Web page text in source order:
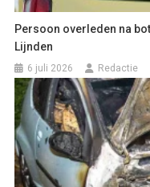
Persoon overleden na
Lijnden
6 juli 2026 Redactie